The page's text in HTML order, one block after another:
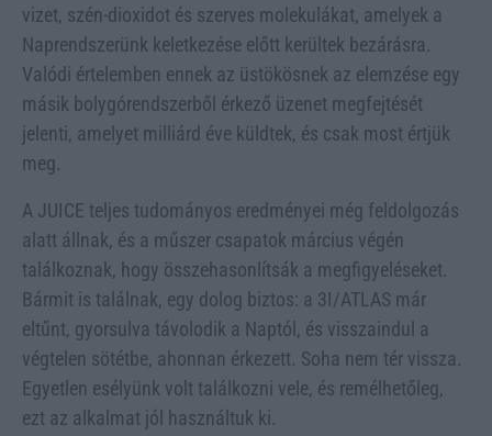
vizet, szén-dioxidot és szerves molekulákat, amelyek a
Naprendszerünk keletkezése előtt kerültek bezárásra.
Valódi értelemben ennek az üstökösnek az elemzése egy
másik bolygórendszerből érkező üzenet megfejtését
jelenti, amelyet milliárd éve küldtek, és csak most értjük
meg.
A JUICE teljes tudományos eredményei még feldolgozás
alatt állnak, és a műszer csapatok március végén
találkoznak, hogy összehasonlítsák a megfigyeléseket.
Bármit is találnak, egy dolog biztos: a 3I/ATLAS már
eltűnt, gyorsulva távolodik a Naptól, és visszaindul a
végtelen sötétbe, ahonnan érkezett. Soha nem tér vissza.
Egyetlen esélyünk volt találkozni vele, és remélhetőleg,
ezt az alkalmat jól használtuk ki.